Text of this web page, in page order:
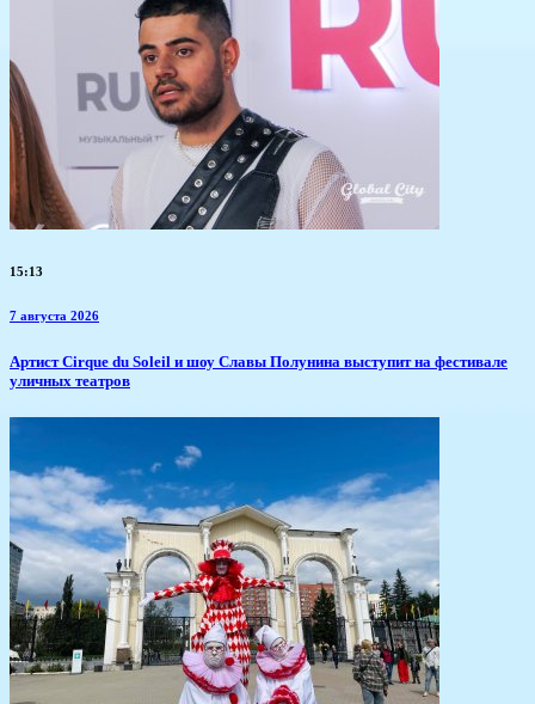
15:13
7 августа 2026
Артист Cirque du Soleil и шоу Славы Полунина выступит на фестивале
уличных театров